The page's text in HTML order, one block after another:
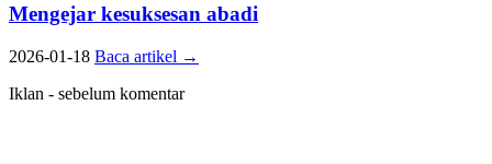
Mengejar kesuksesan abadi
2026-01-18 Baca artikel →
Iklan - sebelum komentar